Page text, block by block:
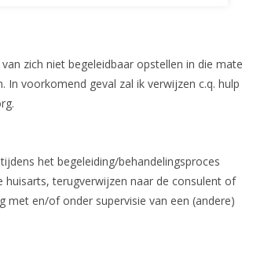
zich niet begeleidbaar opstellen in die mate
voorkomend geval zal ik verwijzen c.q. hulp
het begeleiding/behandelingsproces
huisarts, terugverwijzen naar de consulent of
met en/of onder supervisie van een (andere)